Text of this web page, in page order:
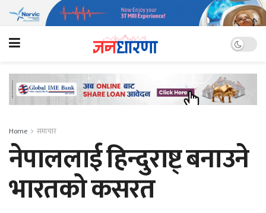
Home समाचार
नेपाललाई हिन्दुराष्ट् बनाउने
भारतको कसरत